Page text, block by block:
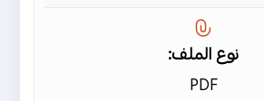
نوع الملف:
PDF